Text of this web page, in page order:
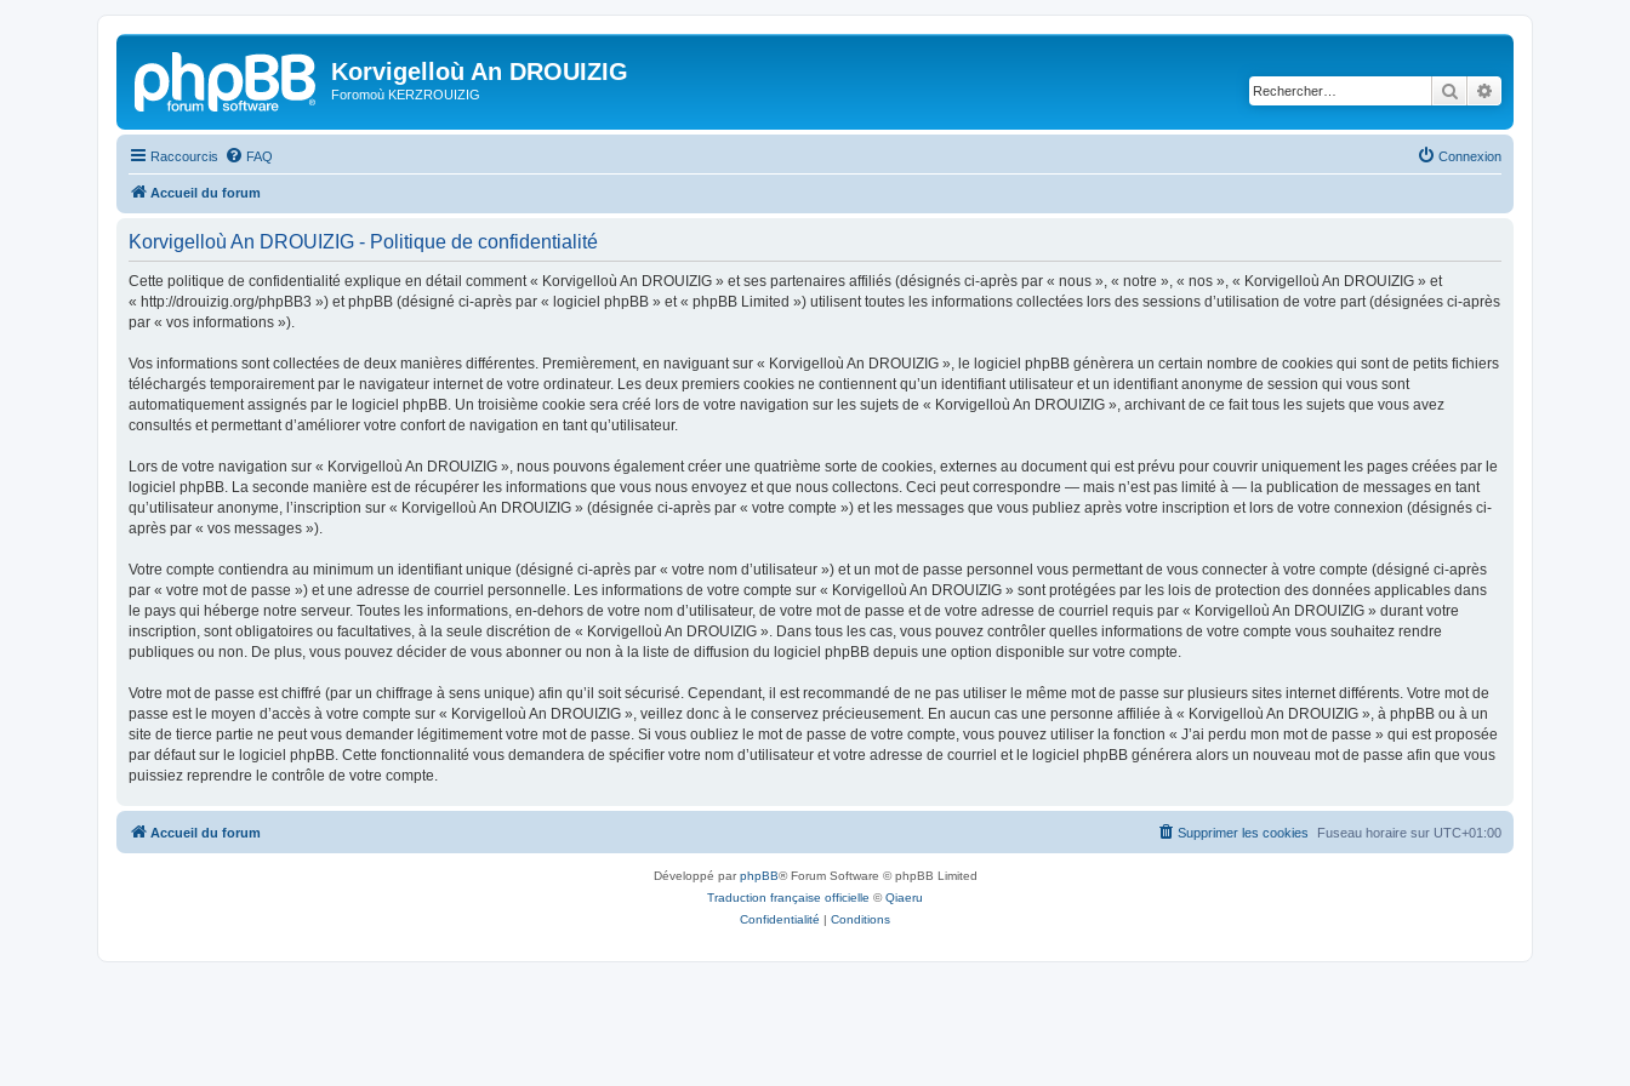
Korvigelloù An DROUIZIG
Foromoù KERZROUIZIG Rechercher
Raccourcis FAQ Connexion
Accueil du forum
Korvigelloù An DROUIZIG - Politique de confidentialité
Cette politique de confidentialité explique en détail comment « Korvigelloù An DROUIZIG » et ses partenaires affiliés (désignés ci-après par « nous », « notre », « nos », « Korvigelloù An DROUIZIG » et
« http://drouizig.org/phpBB3 ») et phpBB (désigné ci-après par « logiciel phpBB » et « phpBB Limited ») utilisent toutes les informations collectées lors des sessions d’utilisation de votre part (désignées ci-après
par « vos informations »).
Vos informations sont collectées de deux manières différentes. Premièrement, en naviguant sur « Korvigelloù An DROUIZIG », le logiciel phpBB génèrera un certain nombre de cookies qui sont de petits fichiers
téléchargés temporairement par le navigateur internet de votre ordinateur. Les deux premiers cookies ne contiennent qu’un identifiant utilisateur et un identifiant anonyme de session qui vous sont
automatiquement assignés par le logiciel phpBB. Un troisième cookie sera créé lors de votre navigation sur les sujets de « Korvigelloù An DROUIZIG », archivant de ce fait tous les sujets que vous avez
consultés et permettant d’améliorer votre confort de navigation en tant qu’utilisateur.
Lors de votre navigation sur « Korvigelloù An DROUIZIG », nous pouvons également créer une quatrième sorte de cookies, externes au document qui est prévu pour couvrir uniquement les pages créées par le
logiciel phpBB. La seconde manière est de récupérer les informations que vous nous envoyez et que nous collectons. Ceci peut correspondre — mais n’est pas limité à — la publication de messages en tant
qu’utilisateur anonyme, l’inscription sur « Korvigelloù An DROUIZIG » (désignée ci-après par « votre compte ») et les messages que vous publiez après votre inscription et lors de votre connexion (désignés ci-
après par « vos messages »).
Votre compte contiendra au minimum un identifiant unique (désigné ci-après par « votre nom d’utilisateur ») et un mot de passe personnel vous permettant de vous connecter à votre compte (désigné ci-après
par « votre mot de passe ») et une adresse de courriel personnelle. Les informations de votre compte sur « Korvigelloù An DROUIZIG » sont protégées par les lois de protection des données applicables dans
le pays qui héberge notre serveur. Toutes les informations, en-dehors de votre nom d’utilisateur, de votre mot de passe et de votre adresse de courriel requis par « Korvigelloù An DROUIZIG » durant votre
inscription, sont obligatoires ou facultatives, à la seule discrétion de « Korvigelloù An DROUIZIG ». Dans tous les cas, vous pouvez contrôler quelles informations de votre compte vous souhaitez rendre
publiques ou non. De plus, vous pouvez décider de vous abonner ou non à la liste de diffusion du logiciel phpBB depuis une option disponible sur votre compte.
Votre mot de passe est chiffré (par un chiffrage à sens unique) afin qu’il soit sécurisé. Cependant, il est recommandé de ne pas utiliser le même mot de passe sur plusieurs sites internet différents. Votre mot de
passe est le moyen d’accès à votre compte sur « Korvigelloù An DROUIZIG », veillez donc à le conservez précieusement. En aucun cas une personne affiliée à « Korvigelloù An DROUIZIG », à phpBB ou à un
site de tierce partie ne peut vous demander légitimement votre mot de passe. Si vous oubliez le mot de passe de votre compte, vous pouvez utiliser la fonction « J’ai perdu mon mot de passe » qui est proposée
par défaut sur le logiciel phpBB. Cette fonctionnalité vous demandera de spécifier votre nom d’utilisateur et votre adresse de courriel et le logiciel phpBB générera alors un nouveau mot de passe afin que vous
puissiez reprendre le contrôle de votre compte.
Accueil du forum Fuseau horaire sur UTC+01:00
Supprimer les cookies
Développé parphpBB® Forum Software © phpBB Limited
Traduction française officielle ©Qiaeru
Confidentialité | Conditions